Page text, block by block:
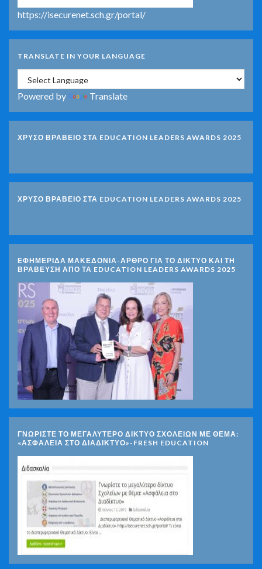
https://isecurenet.sch.gr/portal/
TRANSLATE IN YOUR LANGUAGE
Powered by Translate
ΧΡΥΣΟ ΒΡΑΒΕΙΟ ΣΤΑ EDUCATION LEADERS AWARDS 2025
ΧΡΥΣΟ ΒΡΑΒΕΙΟ ΣΤΑ EDUCATION LEADERS AWARDS 2025
ΕΦΗΜΕΡΙΔΑ ΜΑΚΕΔΟΝΙΑ-ΑΡΘΡΟ ΓΙΑ ΤΟ ΔΙΚΤΥΟ ΚΑΙ ΤΗ
ΒΡΑΒΕΥΣΗ ΑΠΟ ΤΑ EDUCATION LEADERS AWARDS 2025
ΓΝΩΡΊΣΤΕ ΤΟ ΜΕΓΑΛΎΤΕΡΟ ΔΊΚΤΥΟ ΣΧΟΛΕΊΩΝ ΜΕ ΘΈΜΑ:
«ΑΣΦΆΛΕΙΑ ΣΤΟ ΔΙΑΔΊΚΤΥΟ»-FRESH EDUCATION